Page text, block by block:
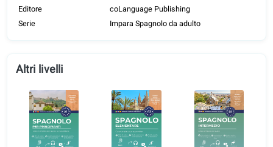
Scopri i nostri corsi
Trova un insegnante
Dettagli del libro
Lingua
Spagnolo
Livello
B2
Editore
coLanguage Publishing
Serie
Impara Spagnolo da adulto